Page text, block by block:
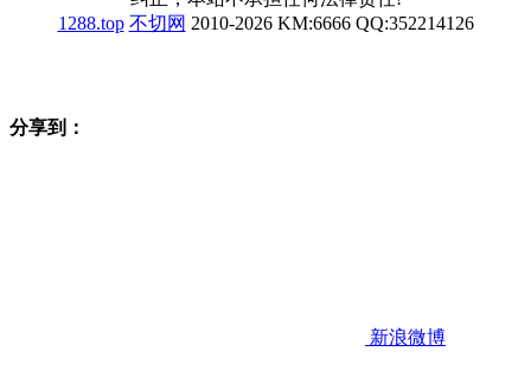
1288.top 不切网 2010-2026 KM:6666 QQ:352214126
分享到：
新浪微博